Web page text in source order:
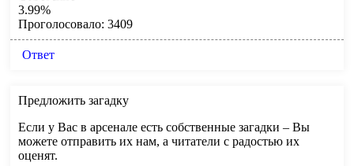
3.99%
Проголосовало: 3409
Ответ
Предложить загадку
Если у Вас в арсенале есть собственные загадки – Вы
можете отправить их нам, а читатели с радостью их
оценят.